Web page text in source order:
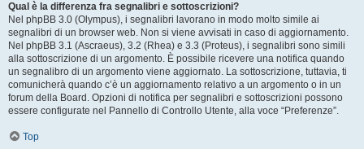
Qual è la differenza fra segnalibri e sottoscrizioni?
Nel phpBB 3.0 (Olympus), i segnalibri lavorano in modo molto simile ai
segnalibri di un browser web. Non si viene avvisati in caso di aggiornamento.
Nel phpBB 3.1 (Ascraeus), 3.2 (Rhea) e 3.3 (Proteus), i segnalibri sono simili
alla sottoscrizione di un argomento. È possibile ricevere una notifica quando
un segnalibro di un argomento viene aggiornato. La sottoscrizione, tuttavia, ti
comunicherà quando c’è un aggiornamento relativo a un argomento o in un
forum della Board. Opzioni di notifica per segnalibri e sottoscrizioni possono
essere configurate nel Pannello di Controllo Utente, alla voce “Preferenze”.
Top